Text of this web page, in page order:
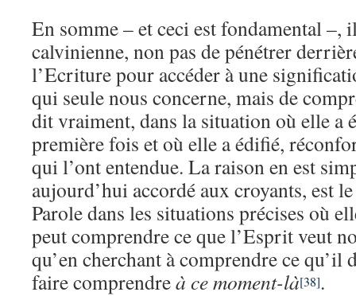
En somme – et ceci est fondamental –,
calvinienne, non pas de pénétrer
l’Ecriture pour accéder à une
qui seule nous concerne, mais de
dit vraiment, dans la situation où elle a
première fois et où elle a édifié,
qui l’ont entendue. La raison en est
aujourd’hui accordé aux croyants, est
Parole dans les situations précises où
peut comprendre ce que l’Esprit veut
qu’en cherchant à comprendre ce qu’il
faire comprendreà ce moment-là[38].